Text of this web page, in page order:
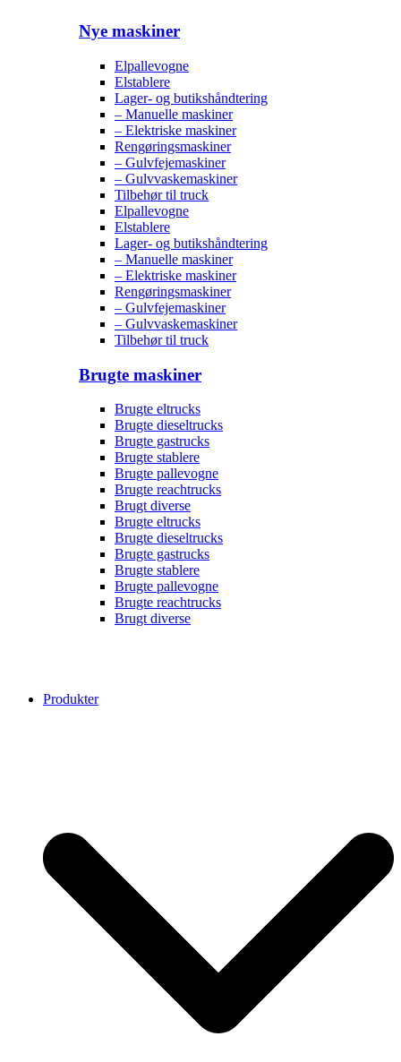
Nye maskiner
Elpallevogne
Elstablere
Lager- og butikshåndtering
– Manuelle maskiner
– Elektriske maskiner
Rengøringsmaskiner
– Gulvfejemaskiner
– Gulvvaskemaskiner
Tilbehør til truck
Elpallevogne
Elstablere
Lager- og butikshåndtering
– Manuelle maskiner
– Elektriske maskiner
Rengøringsmaskiner
– Gulvfejemaskiner
– Gulvvaskemaskiner
Tilbehør til truck
Brugte maskiner
Brugte eltrucks
Brugte dieseltrucks
Brugte gastrucks
Brugte stablere
Brugte pallevogne
Brugte reachtrucks
Brugt diverse
Brugte eltrucks
Brugte dieseltrucks
Brugte gastrucks
Brugte stablere
Brugte pallevogne
Brugte reachtrucks
Brugt diverse
Produkter